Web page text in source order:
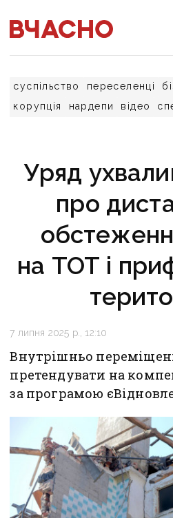
суспільство переселенці
корупція
нардепи відео
Уряд
про
на ТОТ і
7 липня 2025 р., 12:10
Внутрішньо
претендувати на
за програмою